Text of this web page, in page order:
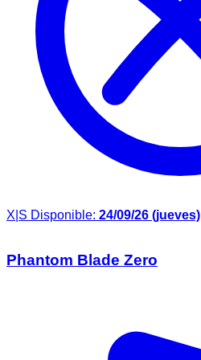
X|S Disponible: 24/09/26 (jueves)
Phantom Blade Zero